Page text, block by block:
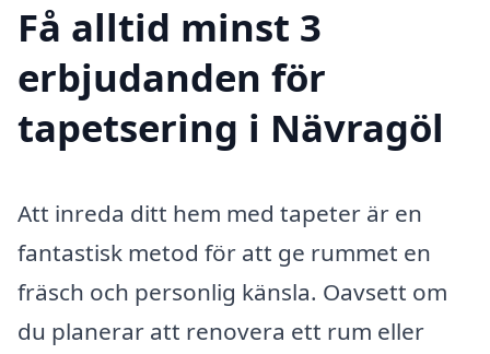
Få alltid minst 3
erbjudanden för
tapetsering i Nävragöl
Att inreda ditt hem med tapeter är en
fantastisk metod för att ge rummet en
fräsch och personlig känsla. Oavsett om
du planerar att renovera ett rum eller